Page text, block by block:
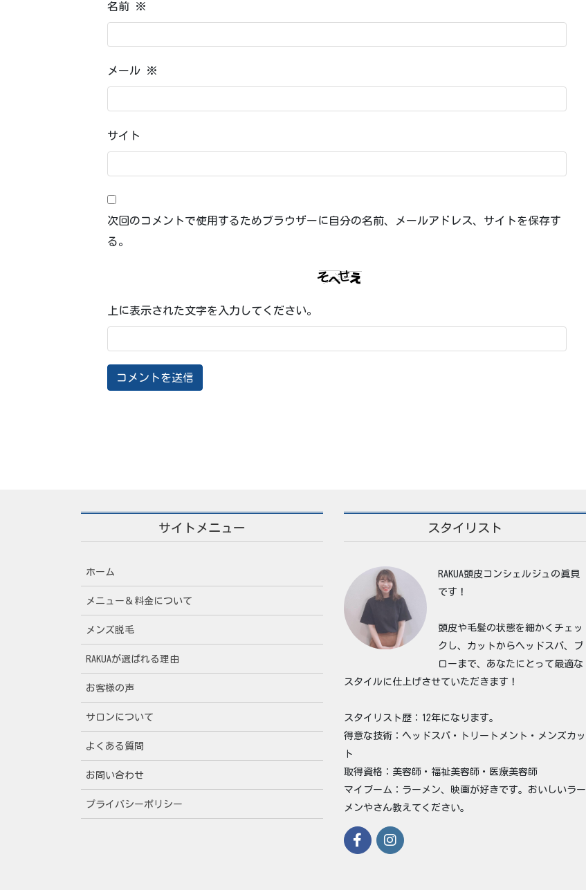
名前 ※
メール ※
サイト
次回のコメントで使用するためブラウザーに自分の名前、メールアドレス、サイトを保存す
る。
上に表示された文字を入力してください。
サイトメニュー
ホーム
メニュー＆料金について
メンズ脱毛
RAKUAが選ばれる理由
お客様の声
サロンについて
よくある質問
お問い合わせ
プライバシーポリシー
スタイリスト
RAKUA頭皮コンシェルジュの眞貝
です！
頭皮や毛髪の状態を細かくチェッ
クし、カットからヘッドスパ、ブ
ローまで、あなたにとって最適な
スタイルに仕上げさせていただきます！
スタイリスト歴：12年になります。
得意な技術：ヘッドスパ・トリートメント・メンズカッ
ト
取得資格：美容師・福祉美容師・医療美容師
マイブーム：ラーメン、映画が好きです。おいしいラー
メンやさん教えてください。